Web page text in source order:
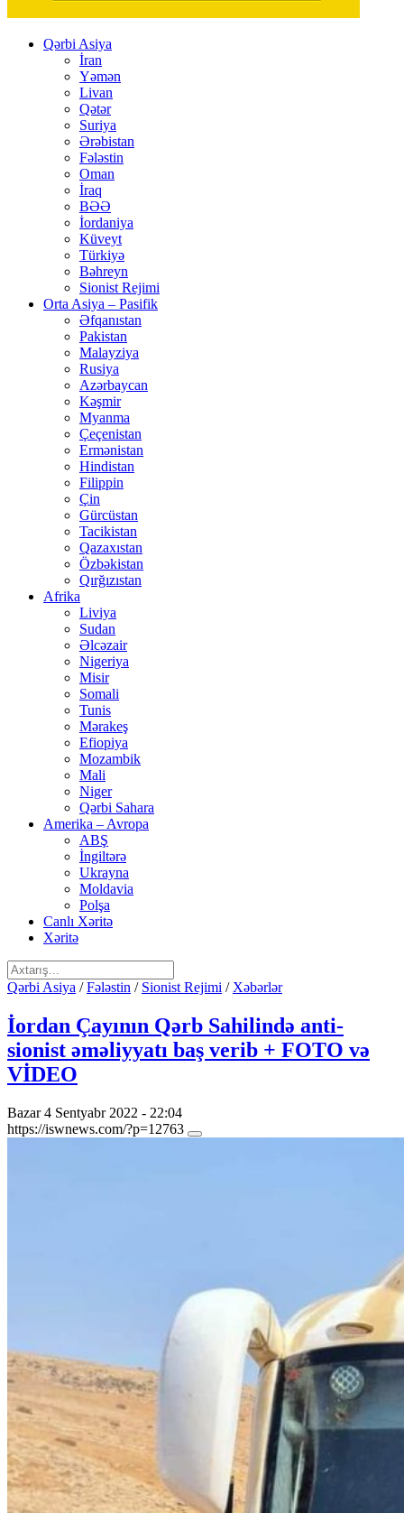
Qərbi Asiya
İran
Yəmən
Livan
Qətər
Suriya
Ərəbistan
Fələstin
Oman
İraq
BƏƏ
İordaniya
Küveyt
Türkiyə
Bəhreyn
Sionist Rejimi
Orta Asiya – Pasifik
Əfqanıstan
Pakistan
Malayziya
Rusiya
Azərbaycan
Kəşmir
Myanma
Çeçenistan
Ermənistan
Hindistan
Filippin
Çin
Gürcüstan
Tacikistan
Qazaxıstan
Özbəkistan
Qırğızıstan
Afrika
Liviya
Sudan
Əlcəzair
Nigeriya
Misir
Somali
Tunis
Mərakeş
Efiopiya
Mozambik
Mali
Niger
Qərbi Sahara
Amerika – Avropa
ABŞ
İngiltərə
Ukrayna
Moldavia
Polşa
Canlı Xəritə
Xəritə
Qərbi Asiya /Fələstin / Sionist Rejimi / Xəbərlər
İordan Çayının Qərb Sahilində anti-
sionist əməliyyatı baş verib + FOTO və
VİDEO
Bazar 4 Sentyabr 2022 - 22:04
https://iswnews.com/?p=12763